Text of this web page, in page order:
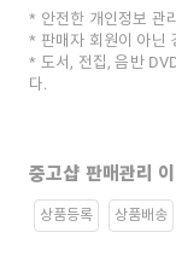
안전한 개인정보 관
판매자 회원이 아닌
도서, 전집, 음반
다.
중고샵 판매관리
상품등록 상품배송